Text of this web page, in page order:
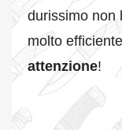
durissimo non
molto
attenzione!